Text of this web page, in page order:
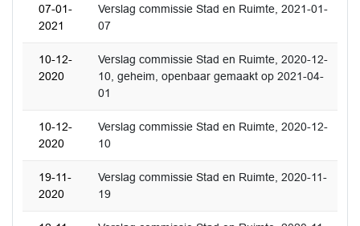
07-01-
2021
Verslag commissie Stad en Ruimte, 2021-01-
07
10-12-
2020
Verslag commissie Stad en Ruimte, 2020-12-
10, geheim, openbaar gemaakt op 2021-04-
01
10-12-
2020
Verslag commissie Stad en Ruimte, 2020-12-
10
19-11-
2020
Verslag commissie Stad en Ruimte, 2020-11-
19